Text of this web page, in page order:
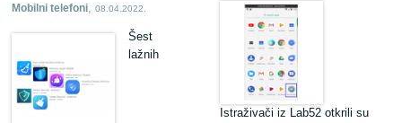
Istraživači iz Lab52 otkrili su
Mobilni telefoni,08.04.2022.
Šest
lažnih